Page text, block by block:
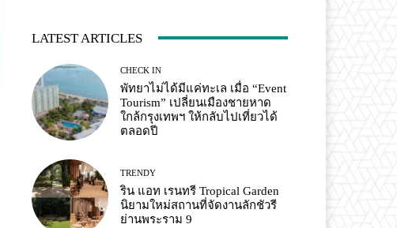
LATEST ARTICLES
CHECK IN
พัทยาไม่ได้มีแค่ทะเล เมื่อ “Event
Tourism” เปลี่ยนเมืองชายหาด
ใกล้กรุงเทพฯ ให้กลับไปเที่ยวได้
ตลอดปี
TRENDY
ริน แอท เรนทรี Tropical Garden
นิยามใหม่สถานที่จัดงานลักชัวรี
ย่านพระราม 9